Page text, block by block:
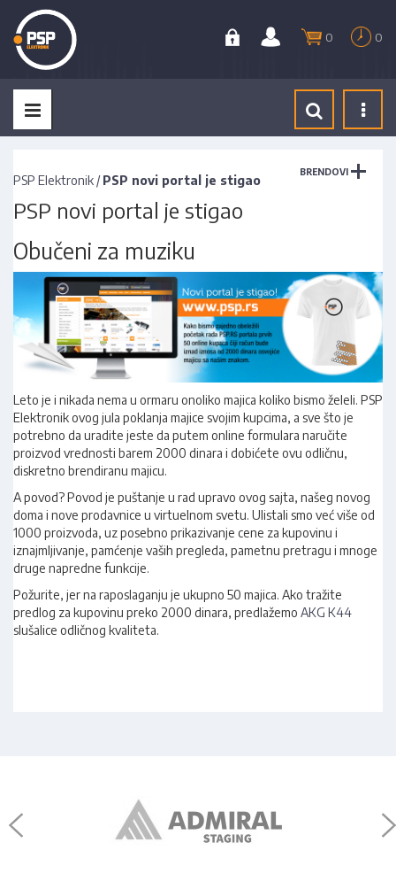
0 0
BRENDOVI
PSP Elektronik / PSP novi portal je stigao
PSP novi portal je stigao
Obučeni za muziku
Leto je i nikada nema u ormaru onoliko majica koliko bismo želeli. PSP
Elektronik ovog jula poklanja majice svojim kupcima, a sve što je
potrebno da uradite jeste da putem online formulara naručite
proizvod vrednosti barem 2000 dinara i dobićete ovu odličnu,
diskretno brendiranu majicu.
A povod? Povod je puštanje u rad upravo ovog sajta, našeg novog
doma i nove prodavnice u virtuelnom svetu. Ulistali smo već više od
1000 proizvoda, uz posebno prikazivanje cene za kupovinu i
iznajmljivanje, pamćenje vaših pregleda, pametnu pretragu i mnoge
druge napredne funkcije.
Požurite, jer na raposlaganju je ukupno 50 majica. Ako tražite
predlog za kupovinu preko 2000 dinara, predlažemo AKG K44
slušalice odličnog kvaliteta.